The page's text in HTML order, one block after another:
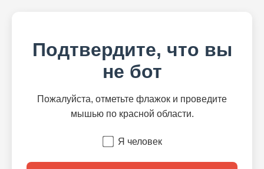
Подтвердите, что вы
не бот
Пожалуйста, отметьте флажок и проведите
мышью по красной области.
Я человек